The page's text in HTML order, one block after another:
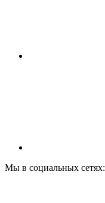
Мы в социальных сетях: